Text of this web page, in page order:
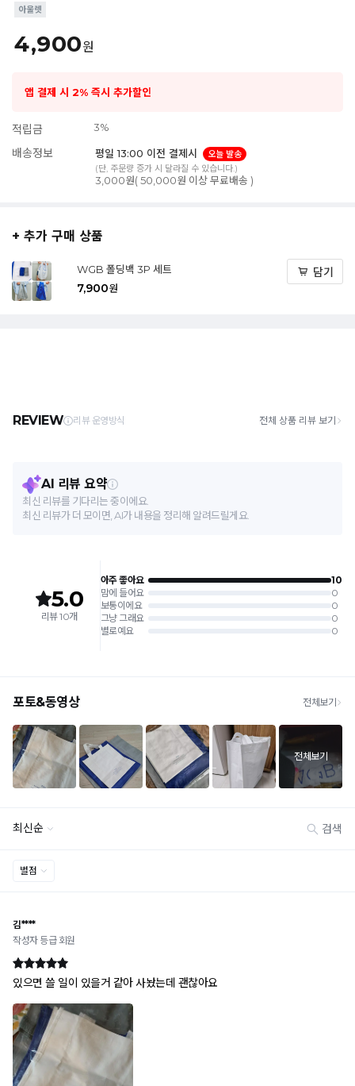
4,900원
앱 결제 시 2% 즉시 추가할인
적립금 3%
배송정보 평일 13:00 이전 결제시
오늘 발송
(단, 주문량 증가 시 달라질 수 있습니다.)
3,000원( 50,000원 이상 무료배송 )
+ 추가 구매 상품
WGB 폴딩백 3P 세트
7,900원
담기